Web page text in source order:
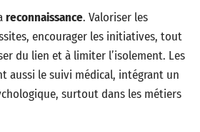
reconnaissance. Valoriser les
encourager les initiatives, tout
du lien et à limiter l’isolement. Les
aussi le suivi médical, intégrant un
surtout dans les métiers